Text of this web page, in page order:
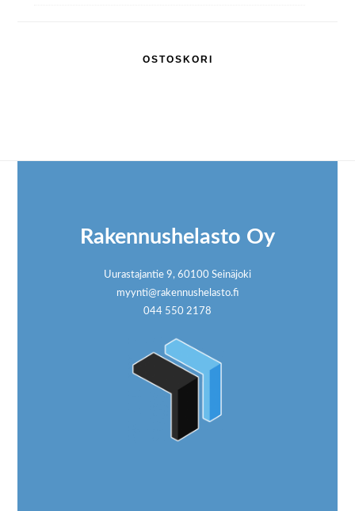
OSTOSKORI
Rakennushelasto Oy
Uurastajantie 9, 60100 Seinäjoki
myynti@rakennushelasto.fi
044 550 2178